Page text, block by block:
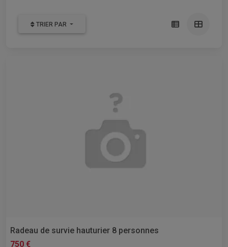
TRIER PAR
Radeau de survie hauturier 8 personnes
750 €